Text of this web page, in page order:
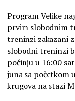
Program Velike
prvim slobodnim
treninzi zakazani
slobodni treninzi
počinju u 16:00
juna sa početkom
krugova na stazi